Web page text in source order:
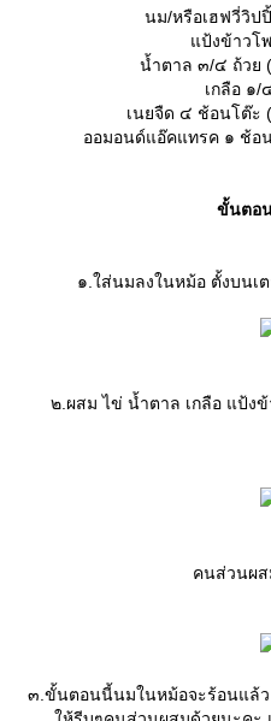
นม/หรือเฮฟวี่วิ
ป้งข้าวโ
น้ำตาล ๓/๔ ถ้วย
เกลือ ๑
เนยจืด ๔ ช้อนโต๊ะ
ออมอนด์แอ๊คแทรค ๑ ช้อ
ขั้นตอ
๑.ใส่นมลงในหม้อ ตั้งบนเ
๒.ผสม ไข่ น้ำตาล เกลือ แป้ง
คนส่วนผส
๓.ขั้นตอนนี้นมในหม้อจะร้อนแล้ว